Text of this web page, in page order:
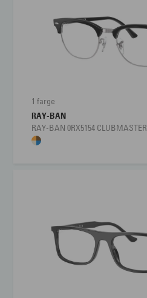
1 farge
RAY-BAN
RAY-BAN 0RX5154 CLUBMASTER